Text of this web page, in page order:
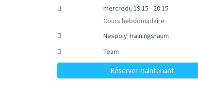
mercredi, 19:15 - 20:15
Cours hebdomadaire
Nespoly Trainingsraum
Team
Réserver maintenant